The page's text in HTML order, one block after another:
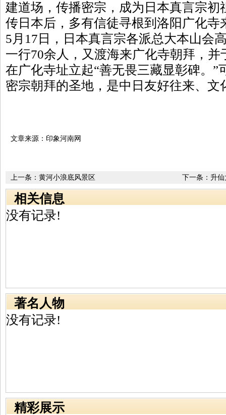
建道场，传播密宗，成为日本真言宗初
传日本后，多有信徒寻根到洛阳广化寺
5月17日，日本真言宗各派总大本山会
一行70余人，又渡海来广化寺朝拜，
在广化寺址立起“善无畏三藏显彰碑。”
密宗朝拜的圣地，是中日友好往来、文
文章来源：印象河南网
下一条： 升仙
上一条： 黄河小浪底风景区
相关信息
没有记录!
著名人物
没有记录!
精彩展示